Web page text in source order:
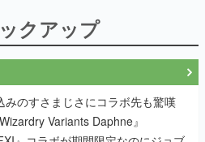
クアップ
みのすさまじさにコラボ先も驚嘆
Variants Daphne』